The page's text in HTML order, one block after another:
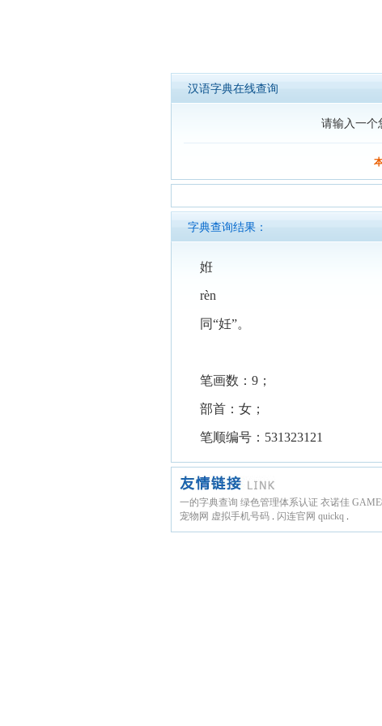
汉语字典在线查询
请输入一个
字典查询结果：
姙
rèn
同“妊”。
笔画数：9；
部首：女；
笔顺编号：531323121
一的字典查询 绿色管理体系认证 衣诺佳
宠物网 虚拟手机号码 . 闪连官网 quickq .